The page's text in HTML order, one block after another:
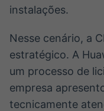
instalações.
Nesse cenário, a
estratégico. A
um processo de
empresa
tecnicamente